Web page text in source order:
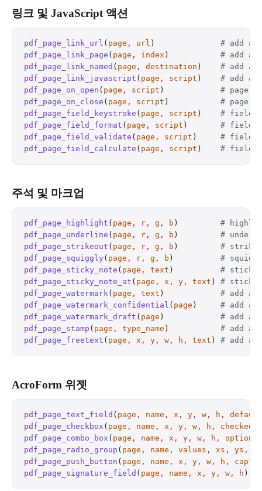
링크 및 JavaScript 액션
pdf_page_link_url ( page , url ) # add a
pdf_page_link_page ( page , index ) # add
pdf_page_link_named ( page , destination ) # add a
pdf_page_link_javascript ( page , script ) # add a
pdf_page_on_open ( page , script ) # page-
pdf_page_on_close ( page , script ) # page-
pdf_page_field_keystroke ( page , script ) # field
pdf_page_field_format ( page , script ) # field
pdf_page_field_validate ( page , script ) # field
pdf_page_field_calculate ( page , script ) # field
주석 및 마크업
pdf_page_highlight ( page , r , g , b ) #
pdf_page_underline ( page , r , g , b ) #
pdf_page_strikeout ( page , r , g , b ) #
pdf_page_squiggly ( page , r , g , b ) #
pdf_page_sticky_note ( page , text ) # sticky
pdf_page_sticky_note_at ( page , x , y , text ) # sticky
pdf_page_watermark( page , text ) # add a
pdf_page_watermark_confidential ( page ) # add a
pdf_page_watermark_draft ( page ) # add a
pdf_page_stamp ( page , type_name ) # add a
pdf_page_freetext ( page , x , y , w , h , text ) # add a
AcroForm 위젯
pdf_page_text_field ( page , name , x , y , w , h ,
pdf_page_checkbox ( page , name , x , y , w , h , checked
pdf_page_combo_box ( page , name , x , y , w , h , options
pdf_page_radio_group ( page , name , values , xs , ys ,
pdf_page_push_button ( page , name , x , y , w , h ,
pdf_page_signature_field ( page , name , x , y , w , h